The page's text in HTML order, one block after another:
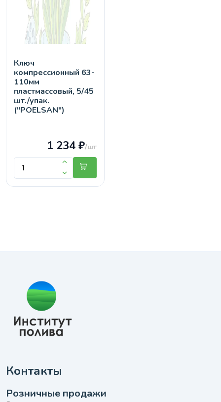
Ключ
компрессионный 63-
110мм
пластмассовый, 5/45
шт./упак.
("POELSAN")
1 234 ₽/шт
Контакты
Розничные продажи